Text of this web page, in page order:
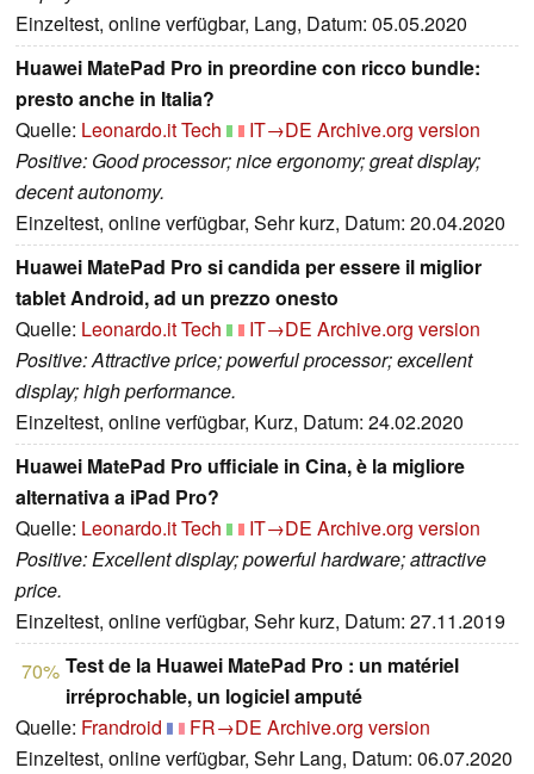
Einzeltest, online verfügbar, Lang, Datum: 05.05.2020
Huawei MatePad Pro in preordine con ricco bundle:
presto anche in Italia?
Quelle: Leonardo.it Tech IT→DE Archive.org version
Positive: Good processor; nice ergonomy; great display;
decent autonomy.
Einzeltest, online verfügbar, Sehr kurz, Datum: 20.04.2020
Huawei MatePad Pro si candida per essere il miglior
tablet Android, ad un prezzo onesto
Quelle: Leonardo.it Tech IT→DE Archive.org version
Positive: Attractive price; powerful processor; excellent
display; high performance.
Einzeltest, online verfügbar, Kurz, Datum: 24.02.2020
Huawei MatePad Pro ufficiale in Cina, è la migliore
alternativa a iPad Pro?
Quelle: Leonardo.it Tech IT→DE Archive.org version
Positive: Excellent display; powerful hardware; attractive
price.
Einzeltest, online verfügbar, Sehr kurz, Datum: 27.11.2019
70% Test de la Huawei MatePad Pro : un matériel
irréprochable, un logiciel amputé
Quelle: Frandroid FR→DE Archive.org version
Einzeltest, online verfügbar, Sehr Lang, Datum: 06.07.2020